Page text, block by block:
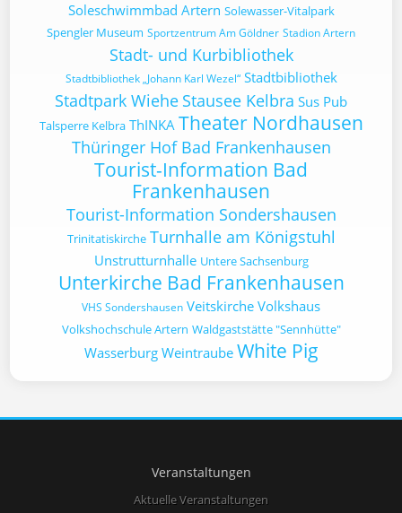
Soleschwimmbad Artern Solewasser-Vitalpark
Spengler Museum Sportzentrum Am Göldner Stadion Artern
Stadt- und Kurbibliothek
Stadtbibliothek „Johann Karl Wezel“ Stadtbibliothek
Stadtpark Wiehe Stausee Kelbra Sus Pub
Talsperre Kelbra ThINKA Theater Nordhausen
Thüringer Hof Bad Frankenhausen
Tourist-Information Bad
Frankenhausen
Tourist-Information Sondershausen
Trinitatiskirche Turnhalle am Königstuhl
Unstrutturnhalle Untere Sachsenburg
Unterkirche Bad Frankenhausen
VHS Sondershausen Veitskirche Volkshaus
Volkshochschule Artern Waldgaststätte "Sennhütte"
Wasserburg Weintraube White Pig
Veranstaltungen
Aktuelle Veranstaltungen